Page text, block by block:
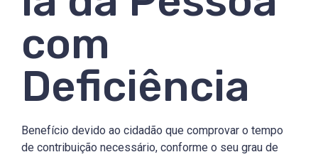
com
Deficiência
Benefício devido ao cidadão que comprovar o tempo
de contribuição necessário, conforme o seu grau de